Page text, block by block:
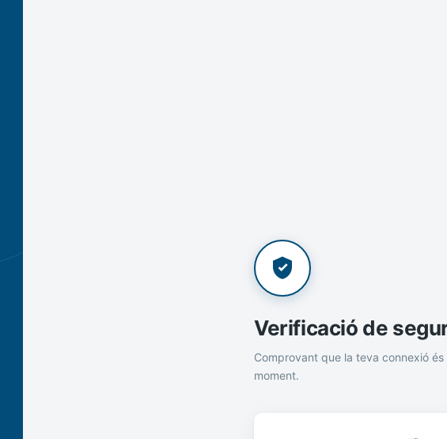
Verificació de
Comprovant que la teva connexió és
moment.